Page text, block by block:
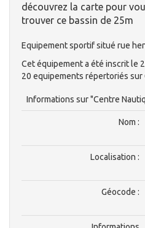
découvrez la carte pour
trouver ce bassin de 25m
Equipement sportif situé rue
Cet équipement a été inscrit le
20 equipements répertoriés sur
Informations sur "Centre
Nom :
Localisation :
Géocode :